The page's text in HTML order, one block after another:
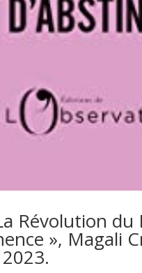
Révolution
», Magali